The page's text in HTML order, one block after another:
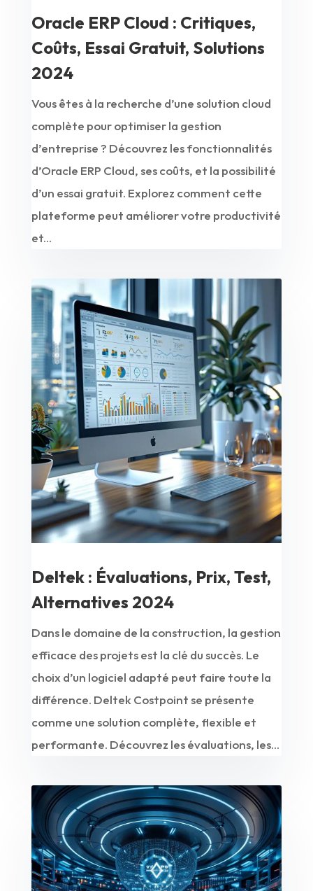
Oracle ERP Cloud : Critiques,
Coûts, Essai Gratuit, Solutions
2024
Vous êtes à la recherche d’une solution cloud
complète pour optimiser la gestion
d’entreprise ? Découvrez les fonctionnalités
d’Oracle ERP Cloud, ses coûts, et la possibilité
d’un essai gratuit. Explorez comment cette
plateforme peut améliorer votre productivité
et...
Deltek : Évaluations, Prix, Test,
Alternatives 2024
Dans le domaine de la construction, la gestion
efficace des projets est la clé du succès. Le
choix d’un logiciel adapté peut faire toute la
différence. Deltek Costpoint se présente
comme une solution complète, flexible et
performante. Découvrez les évaluations, les...